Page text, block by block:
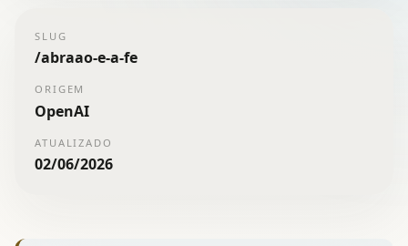
SLUG
/abraao-e-a-fe
ORIGEM
OpenAI
ATUALIZADO
02/06/2026